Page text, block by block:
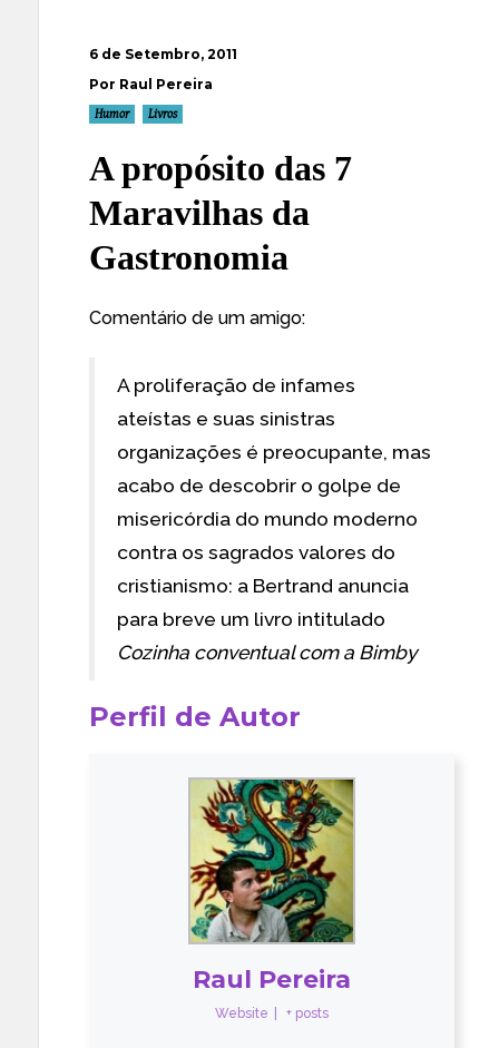
6 de Setembro, 2011
Por Raul Pereira
Humor Livros
A propósito das 7
Maravilhas da
Gastronomia
Comentário de um amigo:
A proliferação de infames
ateístas e suas sinistras
organizações é preocupante, mas
acabo de descobrir o golpe de
misericórdia do mundo moderno
contra os sagrados valores do
cristianismo: a Bertrand anuncia
para breve um livro intitulado
Cozinha conventual com a Bimby
Perfil de Autor
Raul Pereira
Website + posts